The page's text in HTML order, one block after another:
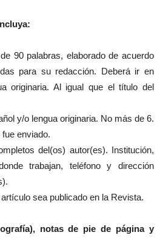
90 palabras, elaborado de acuerdo
para su redacción. Deberá ir en
originaria. Al igual que el título del
y/o lengua originaria. No más de 6.
enviado.
del(os) autor(es). Institución,
trabajan, teléfono y dirección
sea publicado en la Revista.
notas de pie de página y